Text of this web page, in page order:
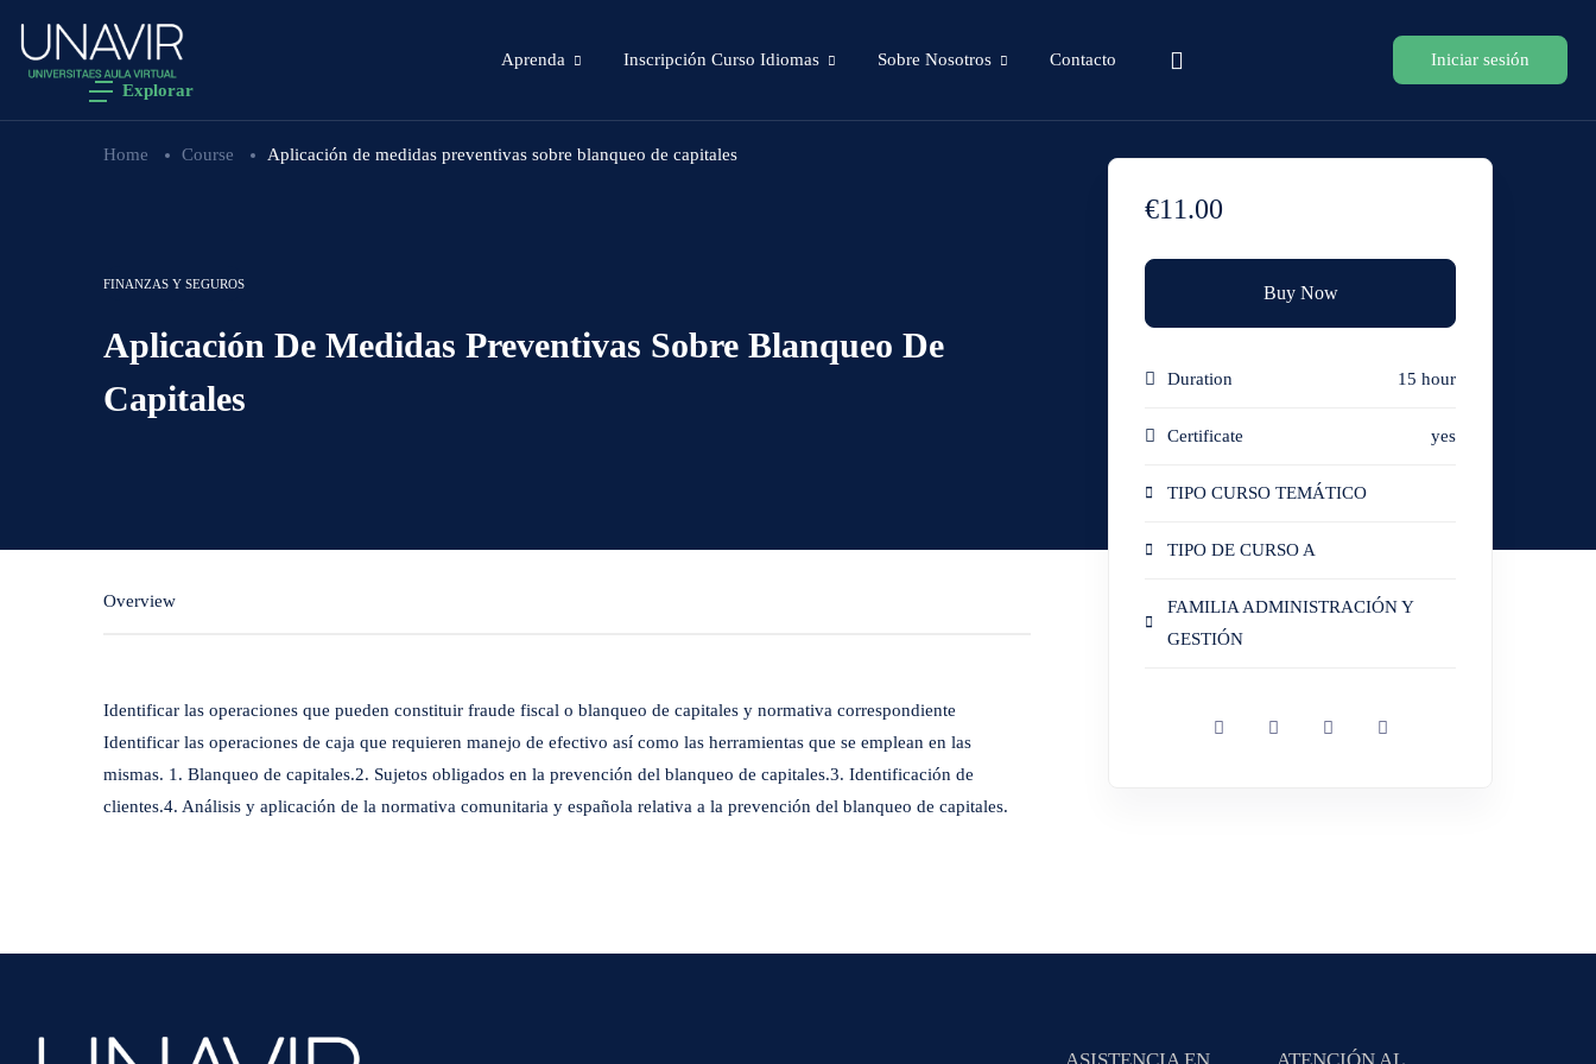
Explorar
Aprenda Inscripción Curso Idiomas Sobre Nosotros Contacto Iniciar sesión
Home Course Aplicación de medidas preventivas sobre blanqueo de capitales
FINANZAS Y SEGUROS
Aplicación De Medidas Preventivas Sobre Blanqueo De
Capitales
Overview
Identificar las operaciones que pueden constituir fraude fiscal o blanqueo de capitales y normativa correspondiente
Identificar las operaciones de caja que requieren manejo de efectivo así como las herramientas que se emplean en las
mismas. 1. Blanqueo de capitales.2. Sujetos obligados en la prevención del blanqueo de capitales.3. Identificación de
clientes.4. Análisis y aplicación de la normativa comunitaria y española relativa a la prevención del blanqueo de capitales.
€11.00
Buy Now
Duration 15 hour
Certificate yes
TIPO CURSO TEMÁTICO
TIPO DE CURSO A
FAMILIA ADMINISTRACIÓN Y
GESTIÓN